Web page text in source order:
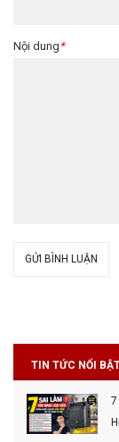
Nội dung *
GỬI BÌNH LUẬN
TIN TỨC NỔI
7